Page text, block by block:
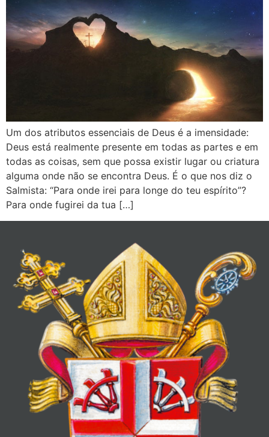
Um dos atributos essenciais de Deus é a imensidade:
Deus está realmente presente em todas as partes e em
todas as coisas, sem que possa existir lugar ou criatura
alguma onde não se encontra Deus. É o que nos diz o
Salmista: “Para onde irei para longe do teu espírito”?
Para onde fugirei da tua […]